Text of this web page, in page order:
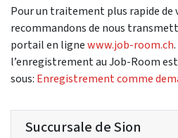
Pour un traitement plus rapide de
recommandons de nous
portail en lignewww.job-room.ch
l’enregistrement au Job-Room
sous: Enregistrement comme
Succursale de Sion